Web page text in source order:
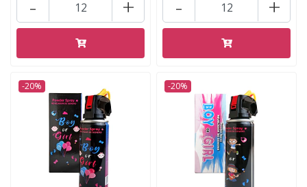
+
- +
-
-20% -20%